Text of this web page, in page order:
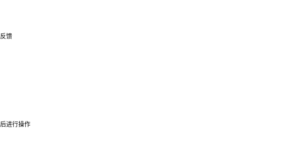
馈
进行操作